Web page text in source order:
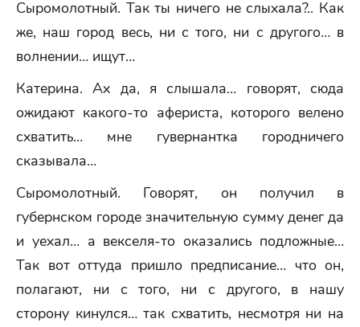
Сыромолотный. Так ты ничего не слыхала?.. Как
же, наш город весь, ни с того, ни с другого… в
волнении… ищут…
Катерина. Ах да, я слышала… говорят, сюда
ожидают какого-то афериста, которого велено
схватить… мне гувернантка городничего
сказывала…
Сыромолотный. Говорят, он получил в
губернском городе значительную сумму денег да
и уехал… а векселя-то оказались подложные…
Так вот оттуда пришло предписание… что он,
полагают, ни с того, ни с другого, в нашу
сторону кинулся… так схватить, несмотря ни на